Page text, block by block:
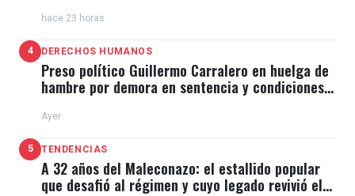
hace 23 horas
4 DERECHOS HUMANOS
Preso político Guillermo Carralero en huelga de
hambre por demora en sentencia y condiciones
Ayer
5 TENDENCIAS
A 32 años del Maleconazo: el estallido popular
que desafió al régimen y cuyo legado revivió el